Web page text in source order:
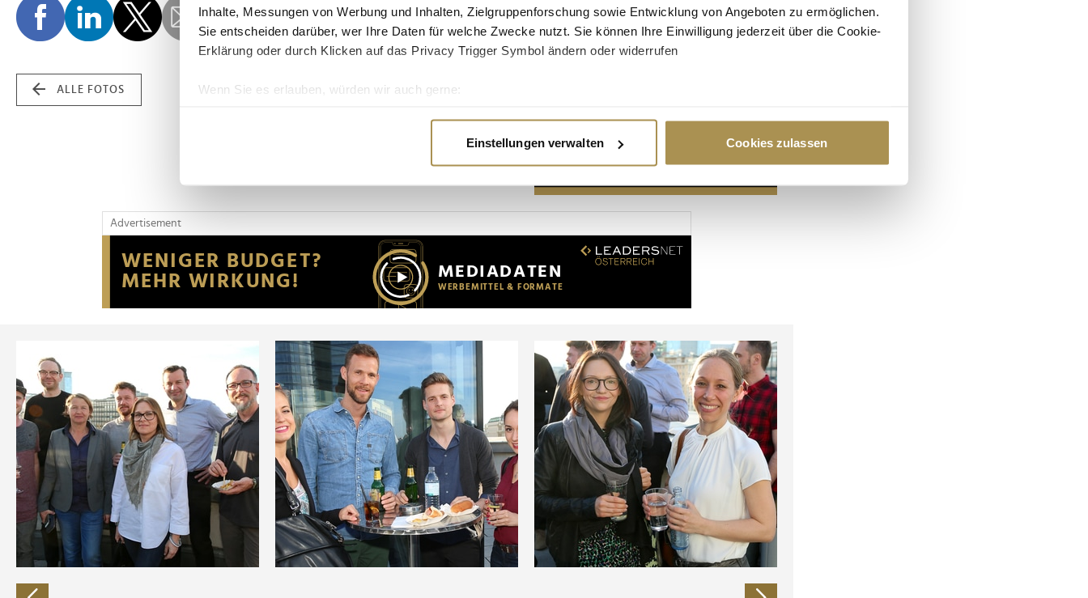
Inhalte, Messungen von Werbung und Inhalten, Zielgruppenforschung sowie Entwicklung von Angeboten zu ermöglichen.
Sie entscheiden darüber, wer Ihre Daten für welche Zwecke nutzt. Sie können Ihre Einwilligung jederzeit über die Cookie-
Erklärung oder durch Klicken auf das Privacy Trigger Symbol ändern oder widerrufen
Wenn Sie es erlauben, würden wir auch gerne:
Erfahren Sie mehr darüber, wie Ihre persönlichen Daten verarbeitet werden, und legen Sie Ihre Präferenzen im
Wir verwenden Cookies, um Inhalte und Anzeigen zu personalisieren, Funktionen für soziale Medien anbieten zu können
Website an unsere Partner für soziale Medien, Werbung und Analysen weiter. Unsere Partner führen diese Informationen
möglicherweise mit weiteren Daten zusammen, die Sie ihnen bereitgestellt haben oder die sie im Rahmen Ihrer Nutzung
der Dienste gesammelt haben.
Einstellungen verwalten Cookies zulassen
ALLE FOTOS
Advertisement